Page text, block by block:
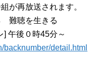
が再放送されます。
難聴を生きる
] 午後０時45分～
backnumber/detail.html